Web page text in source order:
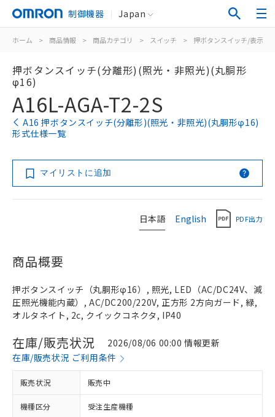
制御機器 Japan
ホーム > 商品情報 > 商品カテゴリ > スイッチ > 押ボタンスイッチ/表示灯
押ボタンスイッチ(分離形)(照光・非照光)(丸胴形
φ16)
A16L-AGA-T2-2S
A16 押ボタンスイッチ(分離形)(照光・非照光)(丸胴形φ16)
形式仕様一覧
マイリストに追加
日本語 English PDF出力
商品概要
押ボタンスイッチ（丸胴形φ16）, 照光, LED（AC/DC24V、減
圧照光機能内蔵）, AC/DC200/220V, 正方形 2方向ガード, 緑,
オルタネイト, 2c, クイックコネクタ, IP40
在庫/販売状況
2026/08/06 00:00 情報更新
在庫/販売状況 ご利用条件
販売状況 販売中
機種区分 受注生産機種